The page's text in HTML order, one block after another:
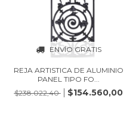
ENVÍO GRATIS
REJA ARTISTICA DE ALUMINIO
PANEL TIPO FO...
$238.022,40
$154.560,00